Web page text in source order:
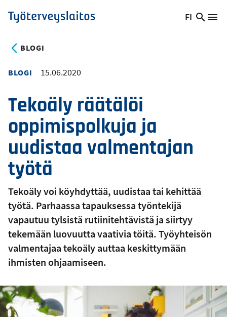
Hyppää
pääsisältöön
Työterveyslaitos
Vaihda
FI
Hae
BLOGI
BLOGI 15.06.2020
Tekoäly räätälöi
oppimispolkuja ja
uudistaa valmentajan
työtä
Tekoäly voi köyhdyttää, uudistaa tai kehittää
työtä. Parhaassa tapauksessa työntekijä
vapautuu tylsistä rutiinitehtävistä ja siirtyy
tekemään luovuutta vaativia töitä. Työyhteisön
valmentajaa tekoäly auttaa keskittymään
ihmisten ohjaamiseen.